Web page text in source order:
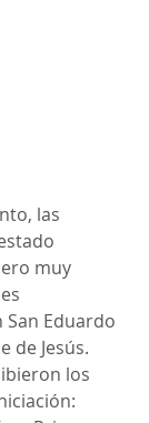
las
muy
Eduardo
de Jesús.
los